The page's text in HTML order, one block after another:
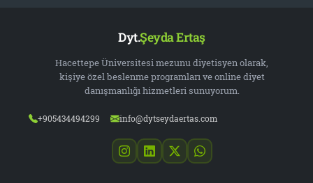
Dyt.Şeyda Ertaş
Hacettepe Üniversitesi mezunu diyetisyen olarak,
kişiye özel beslenme programları ve online diyet
danışmanlığı hizmetleri sunuyorum.
+905434494299 info@dytseydaertas.com